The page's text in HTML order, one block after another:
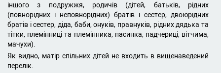
іншого з подружжя, родичів (дітей, батьків, рідних
(повнорідних і неповнорідних) братів і сестер, двоюрідних
братів і сестер, діда, баби, онуків, правнуків, рідних дядька та
тітки, племінниці та племінника, пасинка, падчериці, вітчима,
мачухи).
Як видно, матір спільних дітей не входить в вищенаведений
перелік.